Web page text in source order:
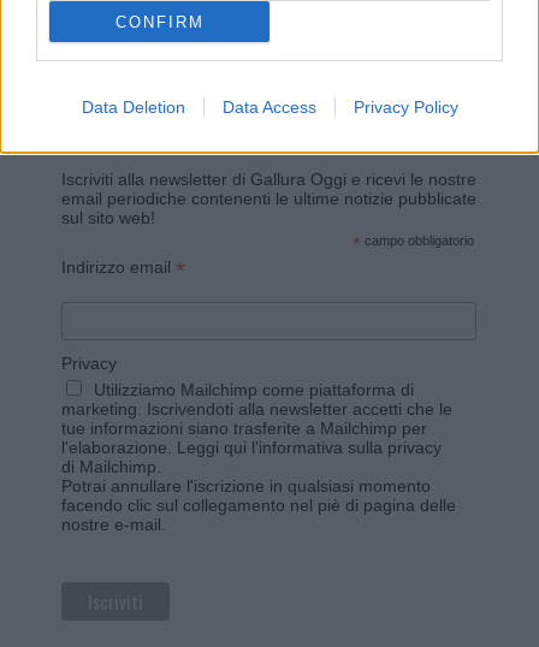
CONFIRM
Data Deletion Data Access Privacy Policy
Iscriviti alla newsletter di Gallura Oggi e ricevi le nostre
email periodiche contenenti le ultime notizie pubblicate
sul sito web!
* campo obbligatorio
Indirizzo email *
Privacy
Utilizziamo Mailchimp come piattaforma di
marketing. Iscrivendoti alla newsletter accetti che le
tue informazioni siano trasferite a Mailchimp per
l'elaborazione. Leggi qui l'informativa sulla privacy
di Mailchimp
Potrai annullare l'iscrizione in qualsiasi momento
facendo clic sul collegamento nel piè di pagina delle
nostre e-mail.